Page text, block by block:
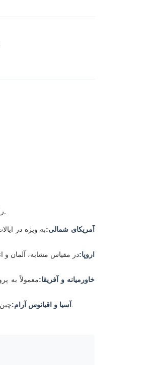
آمریکای شمالی:به ویژه در
اروپا:در مقیاس مشابه، آلمان و
خاورمیانه و آفریقا:معمولاً به
آسیا و اقیانوس آرام: